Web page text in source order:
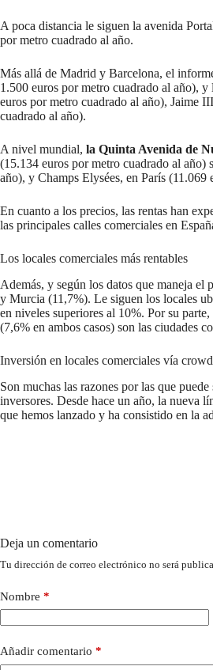
A poca distancia le siguen la avenida
por metro cuadrado al año.
Más allá de Madrid y Barcelona, el
1.500 euros por metro cuadrado al año),
euros por metro cuadrado al año), Jaime
cuadrado al año).
A nivel mundial, la Quinta Avenida de
(15.134 euros por metro cuadrado al
año), y Champs Elysées, en París (11.069
En cuanto a los precios, las rentas han
las principales calles comerciales en
Los locales comerciales más rentables
Además, y según los datos que maneja el
y Murcia (11,7%). Le siguen los locales
en niveles superiores al 10%. Por su
(7,6% en ambos casos) son las ciudades
Inversión en locales comerciales vía
Son muchas las razones por las que puede
inversores. Desde hace un año, la nueva
que hemos lanzado y ha consistido en la
Deja un comentario
Tu dirección de correo electrónico no será
Nombre *
Añadir comentario *